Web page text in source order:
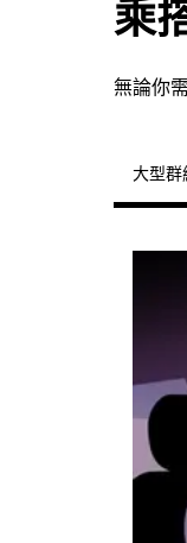
乘
無論你
大型群